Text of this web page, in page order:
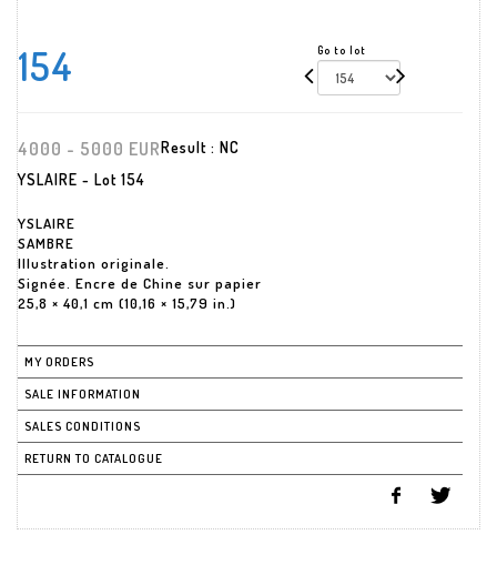
154 Go to lot
4000 - 5000 EURResult : NC
YSLAIRE - Lot 154
YSLAIRE
SAMBRE
Illustration originale.
Signée. Encre de Chine sur papier
25,8 × 40,1 cm (10,16 × 15,79 in.)
MY ORDERS
SALE INFORMATION
SALES CONDITIONS
RETURN TO CATALOGUE